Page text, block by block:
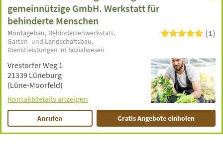
gemeinnützige GmbH. Werkstatt für
behinderte Menschen
Montagebau Behindertenwerkstatt
Garten- und Landschaftsbau
Dienstleistungen im Sozialwesen
(1)
Vrestorfer Weg 1
21339 Lüneburg
(Lüne-Moorfeld)
Kontaktdetails anzeigen
Anrufen Gratis Angebote einholen